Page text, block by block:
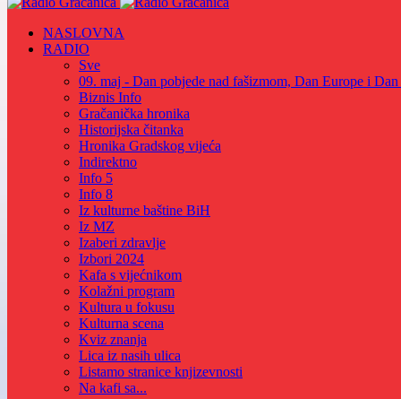
NASLOVNA
RADIO
Sve
09. maj - Dan pobjede nad fašizmom, Dan Europe i
Biznis Info
Gračanička hronika
Historijska čitanka
Hronika Gradskog vijeća
Indirektno
Info 5
Info 8
Iz kulturne baštine BiH
Iz MZ
Izaberi zdravlje
Izbori 2024
Kafa s vijećnikom
Kolažni program
Kultura u fokusu
Kulturna scena
Kviz znanja
Lica iz nasih ulica
Listamo stranice knjizevnosti
Na kafi sa...